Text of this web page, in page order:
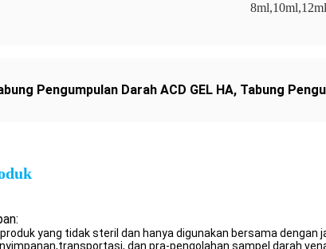
Pengumpulan Darah ACD GEL HA, Tabung
produk yang tidak steril dan hanya digunakan bersama
dan pra-pengolahan sampel darah